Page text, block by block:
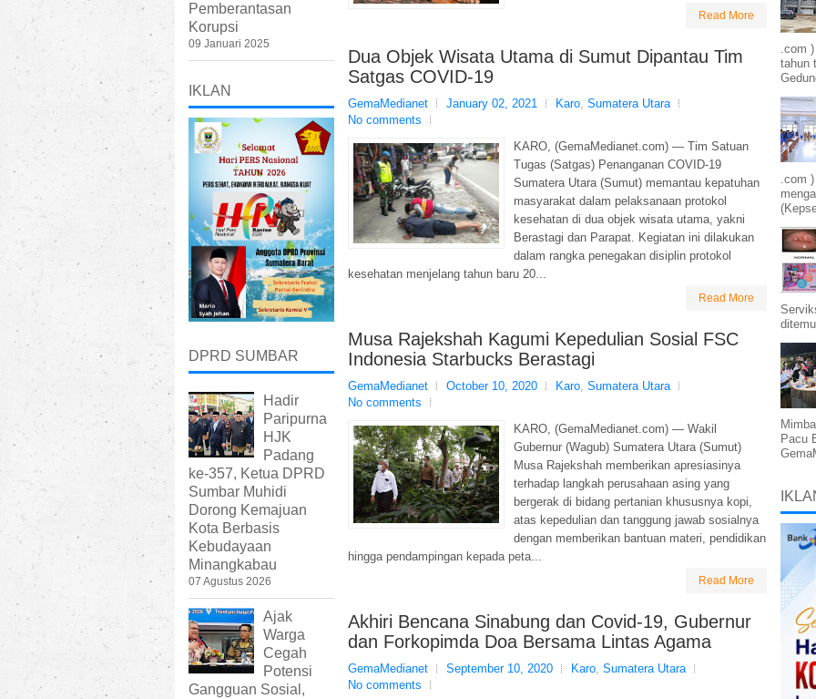
Read More
Dua Objek Wisata Utama di Sumut Dipantau Tim
Satgas COVID-19
GemaMedianet January 02, 2021 Karo Sumatera Utara
No comments
KARO, (GemaMedianet.com) — Tim Satuan
Tugas (Satgas) Penanganan COVID-19
Sumatera Utara (Sumut) memantau kepatuhan
masyarakat dalam pelaksanaan protokol
kesehatan di dua objek wisata utama, yakni
Berastagi dan Parapat. Kegiatan ini dilakukan
dalam rangka penegakan disiplin protokol
kesehatan menjelang tahun baru 20...
Read More
Musa Rajekshah Kagumi Kepedulian Sosial FSC
Indonesia Starbucks Berastagi
GemaMedianet October 10, 2020 Karo Sumatera Utara
No comments
KARO, (GemaMedianet.com) — Wakil
Gubernur (Wagub) Sumatera Utara (Sumut)
Musa Rajekshah memberikan apresiasinya
terhadap langkah perusahaan asing yang
bergerak di bidang pertanian khususnya kopi,
atas kepedulian dan tanggung jawab sosialnya
dengan memberikan bantuan materi, pendidikan
hingga pendampingan kepada peta...
Read More
Akhiri Bencana Sinabung dan Covid-19, Gubernur
dan Forkopimda Doa Bersama Lintas Agama
GemaMedianet September 10, 2020 Karo Sumatera Utara
No comments
Pemberantasan
Korupsi
09 Januari 2025
IKLAN
DPRD SUMBAR
Hadir
Paripurna
HJK
Padang
ke-357, Ketua DPRD
Sumbar Muhidi
Dorong Kemajuan
Kota Berbasis
Kebudayaan
Minangkabau
07 Agustus 2026
Ajak
Warga
Cegah
Potensi
Gangguan Sosial,
.com
tahun
.com
Pacu